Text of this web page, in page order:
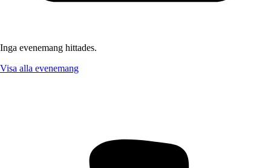
Inga evenemang hittades.
Visa alla evenemang